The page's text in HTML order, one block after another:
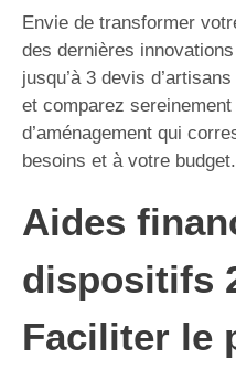
Envie de transformer
des dernières
jusqu’à 3 devis
et comparez
d’aménagement qui
besoins et à votre budget.
Aides
dispositifs
Faciliter le